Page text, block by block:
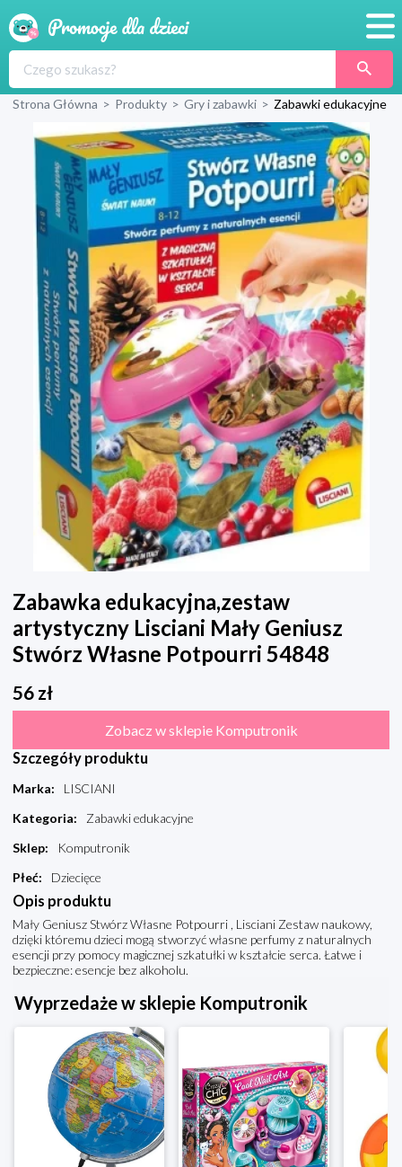
Produkty
Sklepy
Blog
Wyprawka
Strona Główna > Produkty > Gry i zabawki > Zabawki edukacyjne
Zabawka edukacyjna,zestaw
artystyczny Lisciani Mały Geniusz
Stwórz Własne Potpourri 54848
56 zł
Zobacz w sklepie Komputronik
Szczegóły produktu
Marka:
LISCIANI
Kategoria:
Zabawki edukacyjne
Sklep:
Komputronik
Płeć: Dziecięce
Opis produktu
Mały Geniusz Stwórz Własne Potpourri , Lisciani Zestaw naukowy,
dzięki któremu dzieci mogą stworzyć własne perfumy z naturalnych
esencji przy pomocy magicznej szkatułki w kształcie serca. Łatwe i
bezpieczne: esencje bez alkoholu.
Wyprzedaże w sklepie Komputronik